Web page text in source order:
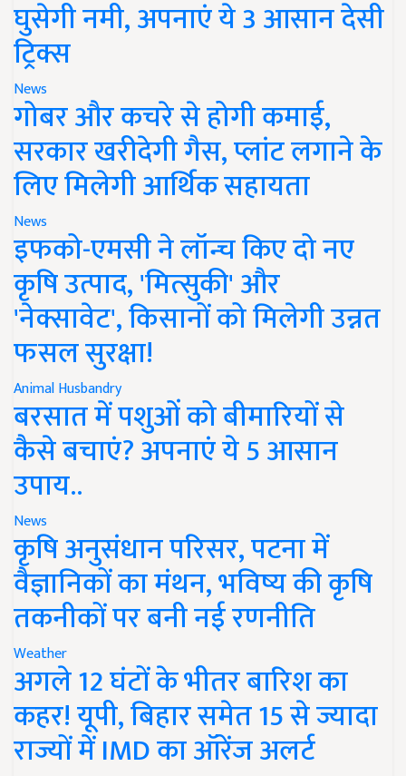
घुसेगी नमी, अपनाएं ये 3 आसान देसी
ट्रिक्स
News
गोबर और कचरे से होगी कमाई,
सरकार खरीदेगी गैस, प्लांट लगाने के
लिए मिलेगी आर्थिक सहायता
News
इफको-एमसी ने लॉन्च किए दो नए
कृषि उत्पाद, 'मित्सुकी' और
'नेक्सावेट', किसानों को मिलेगी उन्नत
फसल सुरक्षा!
Animal Husbandry
बरसात में पशुओं को बीमारियों से
कैसे बचाएं? अपनाएं ये 5 आसान
उपाय..
News
कृषि अनुसंधान परिसर, पटना में
वैज्ञानिकों का मंथन, भविष्य की कृषि
तकनीकों पर बनी नई रणनीति
Weather
अगले 12 घंटों के भीतर बारिश का
कहर! यूपी, बिहार समेत 15 से ज्यादा
राज्यों में IMD का ऑरेंज अलर्ट